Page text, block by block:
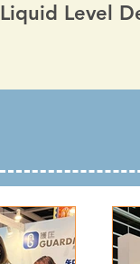
Liquid Level